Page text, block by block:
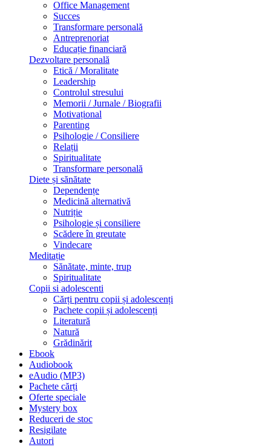
Office Management
Succes
Transformare personală
Antreprenoriat
Educație financiară
Dezvoltare personală
Etică / Moralitate
Leadership
Controlul stresului
Memorii / Jurnale / Biografii
Motivațional
Parenting
Psihologie / Consiliere
Relații
Spiritualitate
Transformare personală
Diete și sănătate
Dependențe
Medicină alternativă
Nutriție
Psihologie și consiliere
Scădere în greutate
Vindecare
Meditație
Sănătate, minte, trup
Spiritualitate
Copii si adolescenti
Cărți pentru copii și adolescenți
Pachete copii și adolescenți
Literatură
Natură
Grădinărit
Ebook
Audiobook
eAudio (MP3)
Pachete cărți
Oferte speciale
Mystery box
Reduceri de stoc
Resigilate
Autori